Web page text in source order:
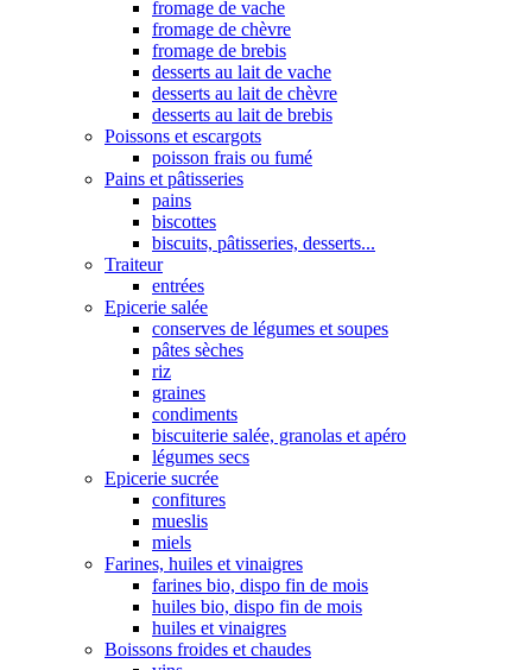
fromage de vache
fromage de chèvre
fromage de brebis
desserts au lait de vache
desserts au lait de chèvre
desserts au lait de brebis
Poissons et escargots
poisson frais ou fumé
Pains et pâtisseries
pains
biscottes
biscuits, pâtisseries, desserts...
Traiteur
entrées
Epicerie salée
conserves de légumes et soupes
pâtes sèches
riz
graines
condiments
biscuiterie salée, granolas et apéro
légumes secs
Epicerie sucrée
confitures
mueslis
miels
Farines, huiles et vinaigres
farines bio, dispo fin de mois
huiles bio, dispo fin de mois
huiles et vinaigres
Boissons froides et chaudes